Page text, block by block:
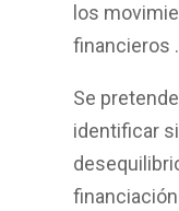
los
financieros .
Se
identificar